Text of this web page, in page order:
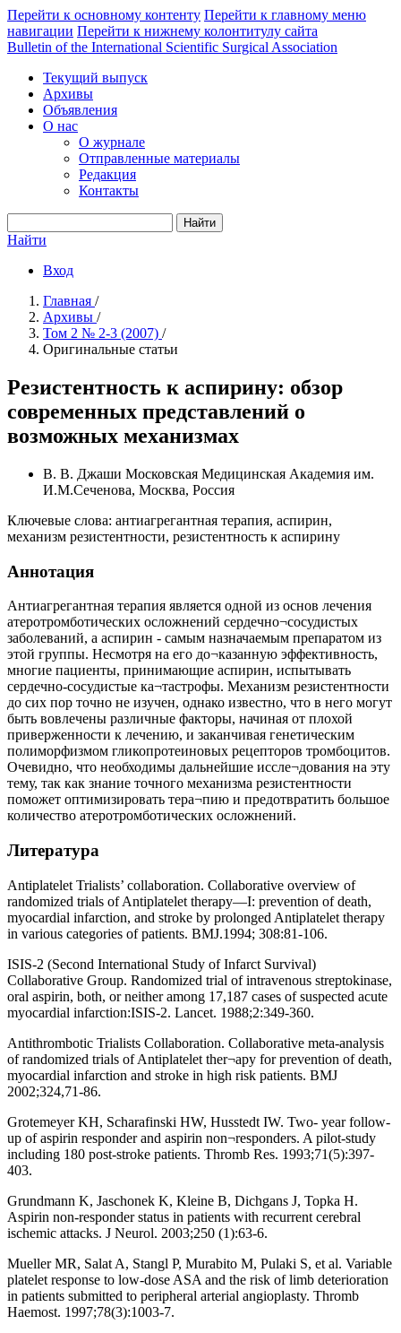
Перейти к основному контенту Перейти к главному меню
навигации Перейти к нижнему колонтитулу сайта
Bulletin of the International Scientific Surgical Association
Текущий выпуск
Архивы
Объявления
О нас
О журнале
Отправленные материалы
Редакция
Контакты
Найти
Найти
Вход
Главная /
Архивы /
Том 2 № 2-3 (2007) /
Оригинальные статьи
Резистентность к аспирину: обзор
современных представлений о
возможных механизмах
В. В. Джаши Московская Медицинская Академия им.
И.М.Сеченова, Москва, Россия
Ключевые слова: антиагрегантная терапия, аспирин,
механизм резистентности, резистентность к аспирину
Аннотация
Антиагрегантная терапия является одной из основ лечения
атеротромботических осложнений сердечно¬сосудистых
заболеваний, а аспирин - самым назначаемым препаратом из
этой группы. Несмотря на его до¬казанную эффективность,
многие пациенты, принимающие аспирин, испытывать
сердечно-сосудистые ка¬тастрофы. Механизм резистентности
до сих пор точно не изучен, однако известно, что в него могут
быть вовлечены различные факторы, начиная от плохой
приверженности к лечению, и заканчивая генетическим
полиморфизмом гликопротеиновых рецепторов тромбоцитов.
Очевидно, что необходимы дальнейшие иссле¬дования на эту
тему, так как знание точного механизма резистентности
поможет оптимизировать тера¬пию и предотвратить большое
количество атеротромботических осложнений.
Литература
Antiplatelet Trialists’ collaboration. Collaborative overview of
randomized trials of Antiplatelet therapy—I: prevention of death,
myocardial infarction, and stroke by prolonged Antiplatelet therapy
in various categories of patients. BMJ.1994; 308:81-106.
ISIS-2 (Second International Study of Infarct Survival)
Collaborative Group. Randomized trial of intravenous streptokinase,
oral aspirin, both, or neither among 17,187 cases of suspected acute
myocardial infarction:ISIS-2. Lancet. 1988;2:349-360.
Antithrombotic Trialists Collaboration. Collaborative meta-analysis
of randomized trials of Antiplatelet ther¬apy for prevention of death,
myocardial infarction and stroke in high risk patients. BMJ
2002;324,71-86.
Grotemeyer KH, Scharafinski HW, Husstedt IW. Two- year follow-
up of aspirin responder and aspirin non¬responders. A pilot-study
including 180 post-stroke patients. Thromb Res. 1993;71(5):397-
403.
Grundmann K, Jaschonek K, Kleine B, Dichgans J, Topka H.
Aspirin non-responder status in patients with recurrent cerebral
ischemic attacks. J Neurol. 2003;250 (1):63-6.
Mueller MR, Salat A, Stangl P, Murabito M, Pulaki S, et al. Variable
platelet response to low-dose ASA and the risk of limb deterioration
in patients submitted to peripheral arterial angioplasty. Thromb
Haemost. 1997;78(3):1003-7.